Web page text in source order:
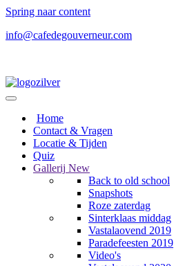
Spring naar content
info@cafedegouverneur.com
Home
Contact & Vragen
Locatie & Tijden
Quiz
Gallerij New
Back to old school
Snapshots
Roze zaterdag
Sinterklaas middag
Vastalaovend 2019
Paradefeesten 2019
Video's